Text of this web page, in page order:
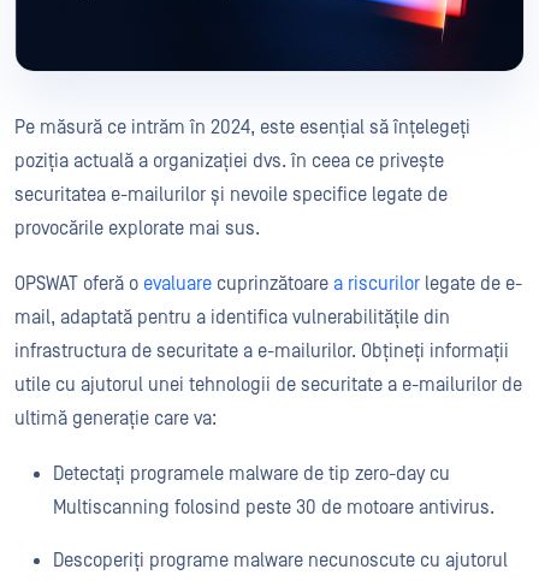
Pe măsură ce intrăm în 2024, este esențial să înțelegeți
poziția actuală a organizației dvs. în ceea ce privește
securitatea e-mailurilor și nevoile specifice legate de
provocările explorate mai sus.
OPSWAT oferă o evaluare cuprinzătoare a riscurilor legate de e-
mail, adaptată pentru a identifica vulnerabilitățile din
infrastructura de securitate a e-mailurilor. Obțineți informații
utile cu ajutorul unei tehnologii de securitate a e-mailurilor de
ultimă generație care va:
Detectați programele malware de tip zero-day cu
Multiscanning folosind peste 30 de motoare antivirus.
Descoperiți programe malware necunoscute cu ajutorul